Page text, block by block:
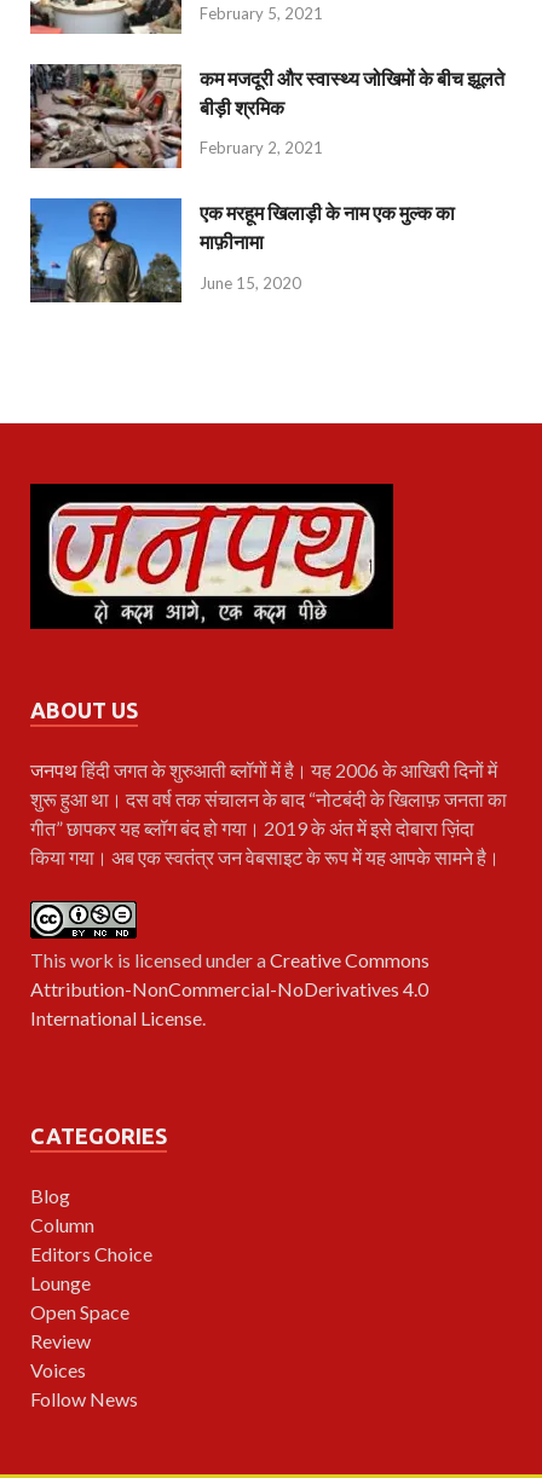
February 5, 2021
कम मजदूरी और स्वास्थ्य जोखिमों के बीच झूलते
बीड़ी श्रमिक
February 2, 2021
एक मरहूम खिलाड़ी के नाम एक मुल्क का
माफ़ीनामा
June 15, 2020
ABOUT US
जनपथहिंदी जगत के शुरुआती ब्लॉगों में है। यह 2006 के आखिरी दिनों में
शुरू हुआ था। दस वर्ष तक संचालन के बाद “नोटबंदी के खिलाफ़ जनता का
गीत” छापकर यह ब्लॉग बंद हो गया। 2019 के अंत में इसे दोबारा ज़िंदा
किया गया। अब एक स्वतंत्र जन वेबसाइट के रूप में यह आपके सामने है।
This work is licensed under aCreative Commons
Attribution-NonCommercial-NoDerivatives 4.0
International License.
CATEGORIES
Blog
Column
Editors Choice
Lounge
Open Space
Review
Voices
Follow News